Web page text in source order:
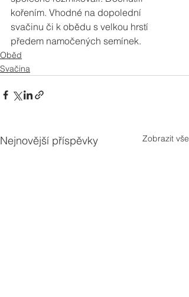
kořením. Vhodné na dopolední
svačinu či k obědu s velkou hrstí
předem namočených semínek.
Oběd
Svačina
Nejnovější příspěvky Zobrazit vše